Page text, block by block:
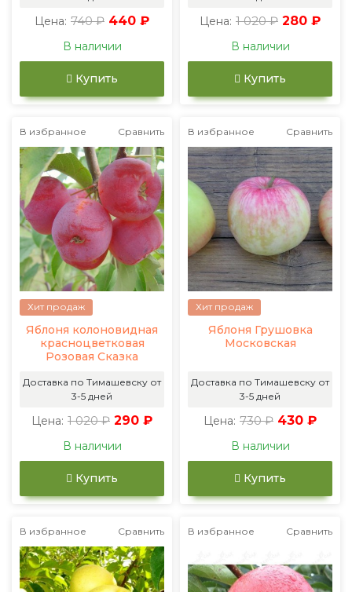
Цена: 740 ₽ 440 ₽
В наличии
Купить
Цена: 1 020 ₽ 280 ₽
В наличии
Купить
В избранное Сравнить
Хит продаж
Яблоня колоновидная
красноцветковая
Розовая Сказка
Доставка по Тимашевску от
3-5 дней
Цена: 1 020 ₽ 290 ₽
В наличии
Купить
В избранное Сравнить
Хит продаж
Яблоня Грушовка
Московская
Доставка по Тимашевску от
3-5 дней
Цена: 730 ₽ 430 ₽
В наличии
Купить
В избранное Сравнить В избранное Сравнить